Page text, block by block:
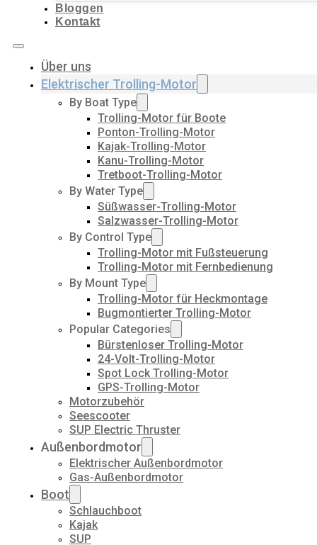
Bloggen
Kontakt
Über uns
Elektrischer Trolling-Motor
By Boat Type
Trolling-Motor für Boote
Ponton-Trolling-Motor
Kajak-Trolling-Motor
Kanu-Trolling-Motor
Tretboot-Trolling-Motor
By Water Type
Süßwasser-Trolling-Motor
Salzwasser-Trolling-Motor
By Control Type
Trolling-Motor mit Fußsteuerung
Trolling-Motor mit Fernbedienung
By Mount Type
Trolling-Motor für Heckmontage
Bugmontierter Trolling-Motor
Popular Categories
Bürstenloser Trolling-Motor
24-Volt-Trolling-Motor
Spot Lock Trolling-Motor
GPS-Trolling-Motor
Motorzubehör
Seescooter
SUP Electric Thruster
Außenbordmotor
Elektrischer Außenbordmotor
Gas-Außenbordmotor
Boot
Schlauchboot
Kajak
SUP